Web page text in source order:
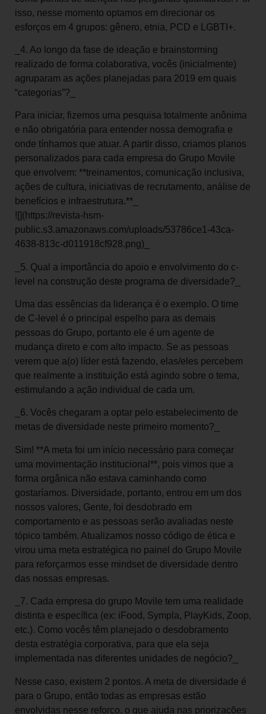
isso, nesse momento optamos em direcionar os
esforços em 4 grupos: gênero, etnia, PCD e LGBTI+.
_4. Ao longo da fase de ideação e brainstorming
realizado de forma colaborativa, vocês (inicialmente)
agruparam as ações planejadas para 2019 em quais
“categorias”?_
Para iniciar, fizemos uma pesquisa totalmente anônima
e não obrigatória para entender nossa demografia e
onde tínhamos que atuar. A partir disso, criamos planos
personalizados para cada empresa do Grupo Movile
que envolvem: **treinamentos, comunicação inclusiva,
ações de cultura, iniciativas de recrutamento, análise de
benefícios e infraestrutura.**_
![](https://revista-hsm-
public.s3.amazonaws.com/uploads/53786ce1-43ca-
4638-813c-d011918cf928.png)_
_5. Qual a importância do apoio e envolvimento do c-
level na construção deste programa de diversidade?_
Uma das essências da liderança é o exemplo. O time
de C-level é o principal espelho para as demais
pessoas do Grupo, portanto ele é um agente de
mudança direto e com alto impacto. Se as pessoas
verem que a(o) líder está fazendo, elas/eles percebem
que realmente a instituição está agindo sobre o tema,
estimulando a ação individual de cada um.
_6. Vocês chegaram a optar pelo estabelecimento de
metas de diversidade neste primeiro momento?_
Sim! **A meta foi um início necessário para começar
uma movimentação institucional**, pois vimos que a
forma orgânica não estava caminhando como
gostaríamos. Diversidade, portanto, entrou em um dos
nossos valores, Gente, foi desdobrado em
comportamento e as pessoas serão avaliadas neste
tópico também. Atualizamos nosso código de ética e
virou uma meta estratégica no painel do Grupo Movile
para reforçarmos esse mindset de diversidade dentro
das nossas empresas.
_7. Cada empresa do grupo Movile tem uma realidade
distinta e específica (ex: iFood, Sympla, PlayKids, Zoop,
etc.). Como vocês têm planejado o desdobramento
desta estratégia corporativa, para que ela seja
implementada nas diferentes unidades de negócio?_
Nesse caso, existem 2 pontos. A meta de diversidade é
para o Grupo, então todas as empresas estão
envolvidas nesse reforço, o que ajuda nas priorizações